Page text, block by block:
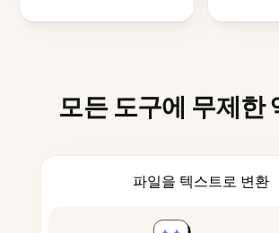
모든 도구에 무제한
파일을 텍스트로 변환